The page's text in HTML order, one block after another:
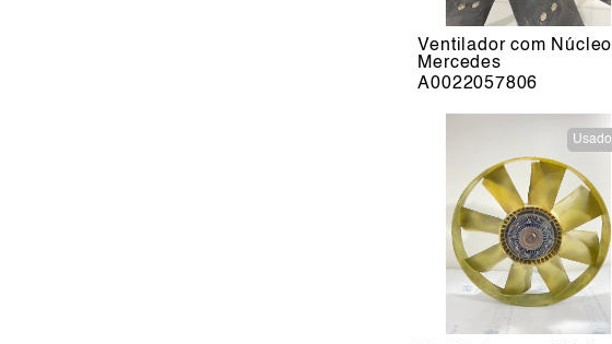
Ventilador com Núcleo
Mercedes
A0022057806
Usado